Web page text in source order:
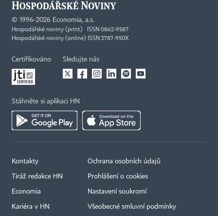
© 1996-2026 Economia, a.s.
Hospodářské noviny (print) ISSN 0862-9587
Hospodářské noviny (online) ISSN 2787-950X
Certifikováno Sledujte nás
Stáhněte si aplikaci HN
Kontakty
Tiráž redakce HN
Economia
Kariéra v HN
Ochrana osobních údajů
Prohlášení o cookies
Nastavení soukromí
Všeobecné smluvní podmínky